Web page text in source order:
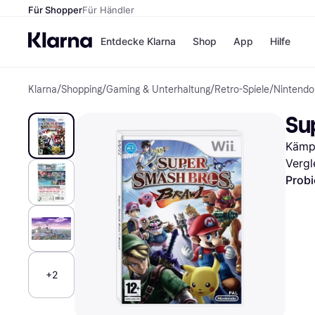
Für ShopperFür Händler
Entdecke Klarna
Zahlungsmethoden
Bezahle in 3
Bezahle in bis zu 30
Ratenzahlung
Shop
Shops
H&M
Temu
App Hilfe
Klarna/Shopping/Gaming & Unterhaltung/Retro-Spiele/
+2